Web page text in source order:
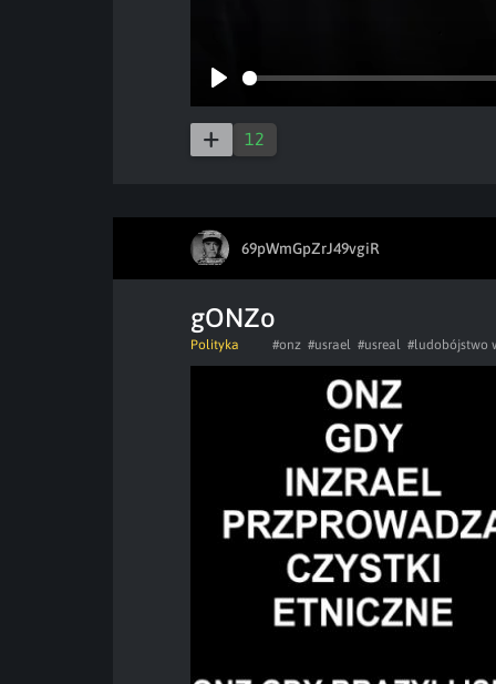
12
69pWmGpZrJ49vgiR
gONZo
Polityka #onz #usrael #usreal #ludobójstwo